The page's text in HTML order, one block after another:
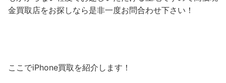
金買取店をお探しなら是非一度お問合わせ下さい！
ここでiPhone買取を紹介します！